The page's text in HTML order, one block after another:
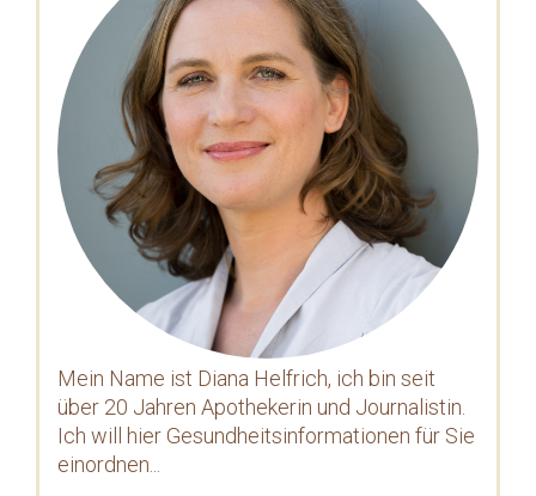
Mein Name ist Diana Helfrich, ich bin seit
über 20 Jahren Apothekerin und Journalistin.
Ich will hier Gesundheitsinformationen für Sie
einordnen...